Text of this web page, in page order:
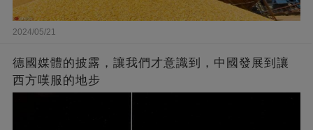
2024/05/21
德國媒體的披露，讓我們才意識到，中國發展到讓
西方嘆服的地步